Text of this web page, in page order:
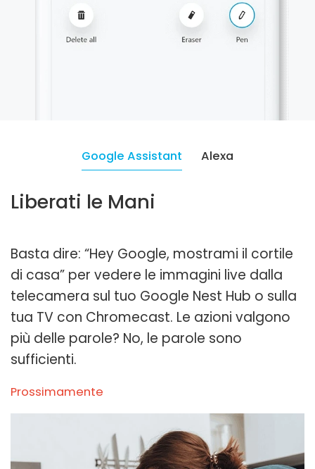
Google Assistant Alexa
Liberati le Mani
Basta dire: “Hey Google, mostrami il cortile
di casa” per vedere le immagini live dalla
telecamera sul tuo Google Nest Hub o sulla
tua TV con Chromecast. Le azioni valgono
più delle parole? No, le parole sono
sufficienti.
Prossimamente